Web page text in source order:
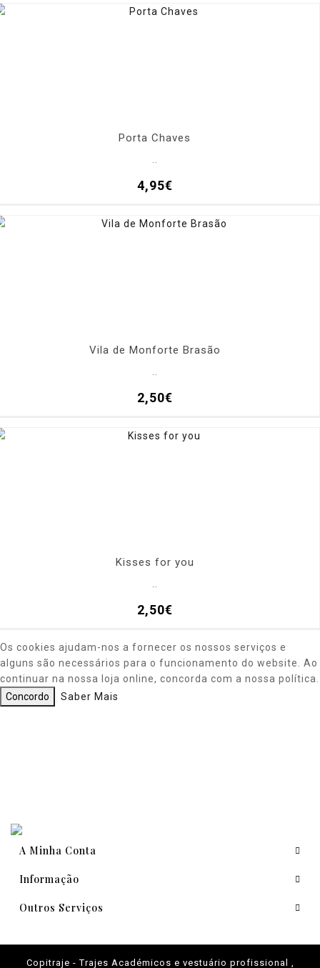
Porta Chaves
4,95€
Vila de Monforte Brasão
2,50€
Kisses for you
2,50€
Os cookies ajudam-nos a fornecer os nossos serviços e
alguns são necessários para o funcionamento do website. Ao
continuar na nossa loja online, concorda com a nossa política.
Concordo
Saber Mais
A Minha Conta
Informação
Outros Serviços
Copitraje - Trajes Académicos e vestuário profissional ,